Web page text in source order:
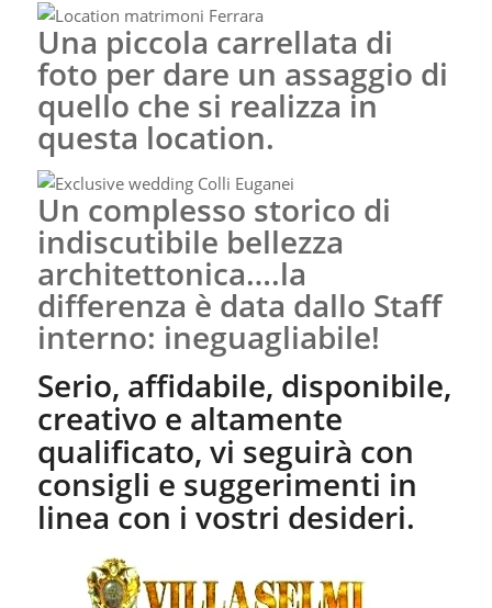
Una piccola carrellata di
foto per dare un assaggio di
quello che si realizza in
questa location.
Un complesso storico di
indiscutibile bellezza
architettonica….la
differenza è data dallo Staff
interno: ineguagliabile!
Serio, affidabile, disponibile,
creativo e altamente
qualificato, vi seguirà con
consigli e suggerimenti in
linea con i vostri desideri.